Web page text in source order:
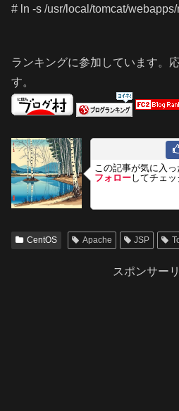
# ln -s /usr/local/tomcat/
ランキングに参加しています。
す。
この記事が気に入
フォローしてチェッ
CentOS Apache JSP
スポンサー